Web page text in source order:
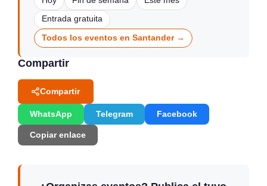
Entrada gratuita
Todos los eventos en Santander →
Compartir
Compartir
WhatsApp Telegram Facebook
Copiar enlace